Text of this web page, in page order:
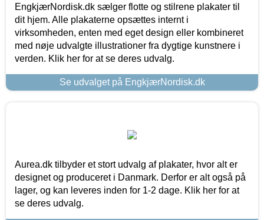
EngkjærNordisk.dk sælger flotte og stilrene plakater til
dit hjem. Alle plakaterne opsættes internt i
virksomheden, enten med eget design eller kombineret
med nøje udvalgte illustrationer fra dygtige kunstnere i
verden. Klik her for at se deres udvalg.
Se udvalget på EngkjærNordisk.dk
Aurea.dk tilbyder et stort udvalg af plakater, hvor alt er
designet og produceret i Danmark. Derfor er alt også på
lager, og kan leveres inden for 1-2 dage. Klik her for at
se deres udvalg.